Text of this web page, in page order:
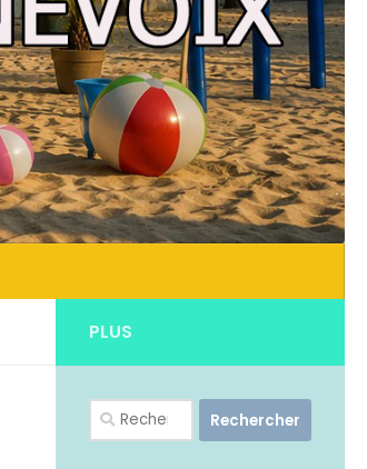
PLUS
Rechercher :